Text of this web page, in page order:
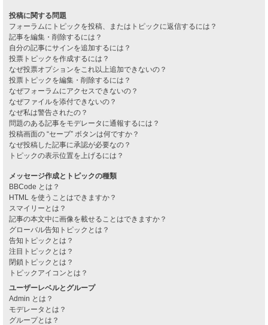
投稿に関する問題
フォーラムにトピックを投稿、またはトピックに返信するには？
記事を編集・削除するには？
自分の記事にサインを追加するには？
投票トピックを作成するには？
なぜ投票オプションをこれ以上追加できないの？
投票トピックを編集・削除するには？
なぜフォーラムにアクセスできないの？
なぜファイルを添付できないの？
なぜ私は警告されたの？
問題のある記事をモデレータに通報するには？
投稿画面の “セーブ” ボタンは何ですか？
なぜ投稿した記事に承認が必要なの？
トピックの表示位置を上げるには？
メッセージ作成とトピックの種類
BBCode とは？
HTML を使うことはできますか？
スマイリーとは？
記事の本文中に画像を載せることはできますか？
グローバル告知トピックとは？
告知トピックとは？
注目トピックとは？
閉鎖トピックとは？
トピックアイコンとは？
ユーザーレベルとグループ
Admin とは？
モデレータとは？
グループとは？